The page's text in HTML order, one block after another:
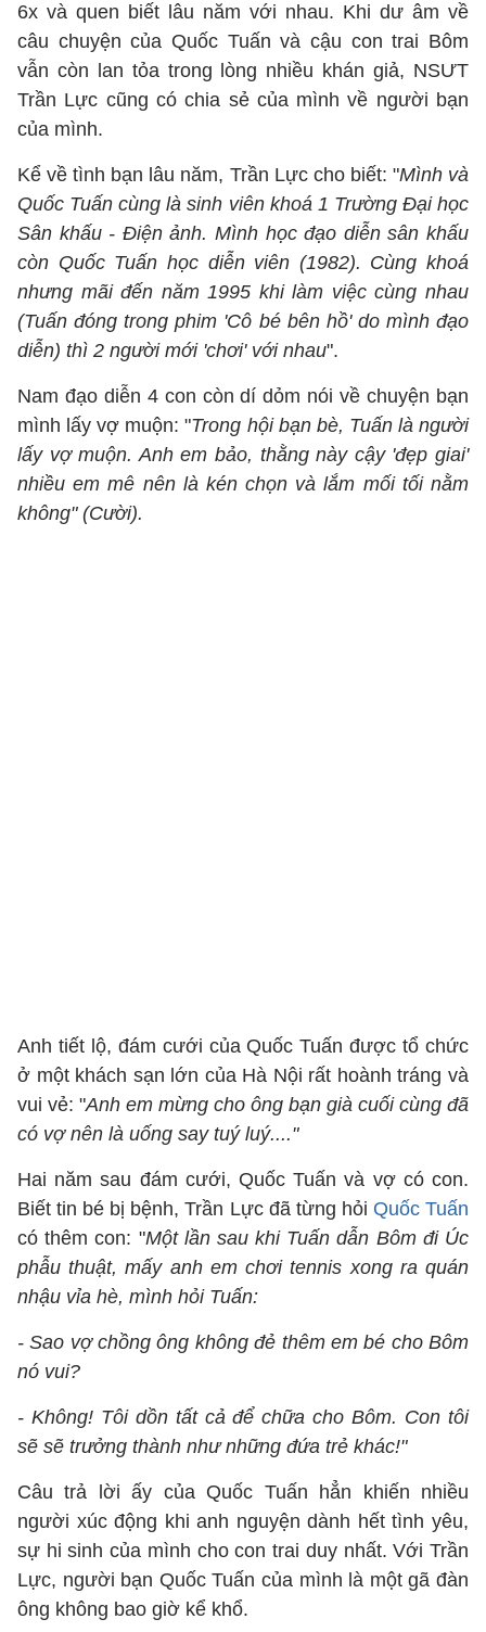
6x và quen biết lâu năm với nhau. Khi dư âm về
câu chuyện của Quốc Tuấn và cậu con trai Bôm
vẫn còn lan tỏa trong lòng nhiều khán giả, NSƯT
Trần Lực cũng có chia sẻ của mình về người bạn
của mình.
Kể về tình bạn lâu năm, Trần Lực cho biết: "Mình và
Quốc Tuấn cùng là sinh viên khoá 1 Trường Đại học
Sân khấu - Điện ảnh. Mình học đạo diễn sân khấu
còn Quốc Tuấn học diễn viên (1982). Cùng khoá
nhưng mãi đến năm 1995 khi làm việc cùng nhau
(Tuấn đóng trong phim 'Cô bé bên hồ' do mình đạo
diễn) thì 2 người mới 'chơi' với nhau".
Nam đạo diễn 4 con còn dí dỏm nói về chuyện bạn
mình lấy vợ muộn: "Trong hội bạn bè, Tuấn là người
lấy vợ muộn. Anh em bảo, thằng này cậy 'đẹp giai'
nhiều em mê nên là kén chọn và lắm mối tối nằm
không" (Cười).
Anh tiết lộ, đám cưới của Quốc Tuấn được tổ chức
ở một khách sạn lớn của Hà Nội rất hoành tráng và
vui vẻ: "Anh em mừng cho ông bạn già cuối cùng đã
có vợ nên là uống say tuý luý...."
Hai năm sau đám cưới, Quốc Tuấn và vợ có con.
Biết tin bé bị bệnh, Trần Lực đã từng hỏi Quốc Tuấn
có thêm con: "Một lần sau khi Tuấn dẫn Bôm đi Úc
phẫu thuật, mấy anh em chơi tennis xong ra quán
nhậu vỉa hè, mình hỏi Tuấn:
- Sao vợ chồng ông không đẻ thêm em bé cho Bôm
nó vui?
- Không! Tôi dồn tất cả để chữa cho Bôm. Con tôi
sẽ sẽ trưởng thành như những đứa trẻ khác!"
Câu trả lời ấy của Quốc Tuấn hẳn khiến nhiều
người xúc động khi anh nguyện dành hết tình yêu,
sự hi sinh của mình cho con trai duy nhất. Với Trần
Lực, người bạn Quốc Tuấn của mình là một gã đàn
ông không bao giờ kể khổ.